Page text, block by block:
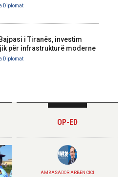
Diplomat
i Tiranës, investim
për infrastrukturë moderne
Diplomat
OP-ED
AMBASADOR ARBEN CICI